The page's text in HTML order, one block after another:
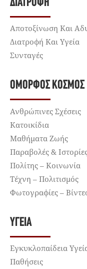
ΔΙΑΤΡΟΦΉ
Αποτοξίνωση Και
Διατροφή Και Υγεία
Συνταγές
ΌΜΟΡΦΟΣ ΚΌΣΜΟΣ
Ανθρώπινες Σχέσεις
Κατοικίδια
Μαθήματα Ζωής
Παραβολές &
Πολίτης – Κοινωνία
Τέχνη – Πολιτισμός
Φωτογραφίες –
ΥΓΕΊΑ
Εγκυκλοπαίδεια
Παθήσεις